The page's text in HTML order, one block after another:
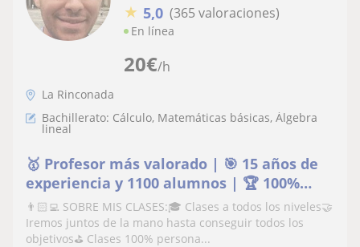
20€/h
★ 5,0 (365 valoraciones)
En línea
La Rinconada
Bachillerato: Cálculo, Matemáticas básicas, Álgebra
lineal
🥇 Profesor más valorado | 🎯 15 años de
experiencia y 1100 alumnos | 🏆 100%
aprobados
👨🏻‍💻 SOBRE MIS CLASES:🎓 Clases a todos los niveles🤝
Iremos juntos de la mano hasta conseguir todos los
objetivos⛳️ Clases 100% persona...